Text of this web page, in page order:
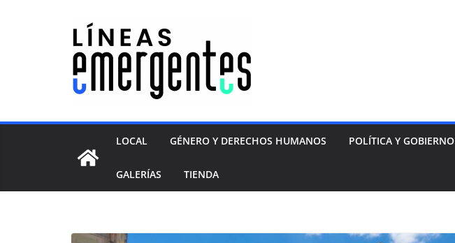
LOCAL GÉNERO Y DERECHOS HUMANOS POLÍTICA Y GOBIERNO
GALERÍAS TIENDA